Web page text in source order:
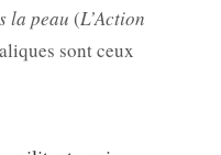
la peau (L’Action
sont ceux